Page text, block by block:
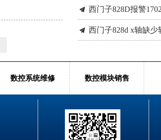
끔 西门子828D报警
끔 西门子828d x轴缺
数控系统维修 数控模块销售